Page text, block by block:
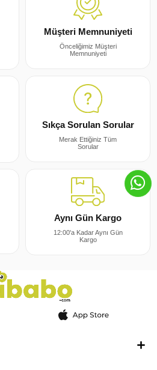
Müşteri Memnuniyeti
Önceliğimiz Müşteri
Memnuniyeti
Sıkça Sorulan Sorular
Merak Ettiğiniz Tüm
Sorular
Aynı Gün Kargo
12:00'a Kadar Aynı Gün
Kargo